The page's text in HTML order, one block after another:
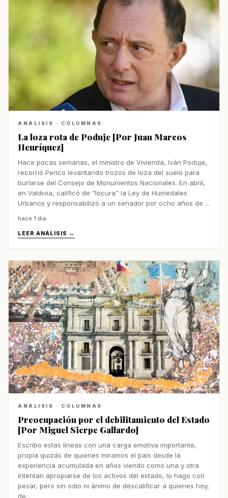
ANÁLISIS · COLUMNAS
La loza rota de Poduje [Por Juan Marcos
Henríquez]
Hace pocas semanas, el ministro de Vivienda, Iván Poduje,
recorrió Penco levantando trozos de loza del suelo para
burlarse del Consejo de Monumentos Nacionales. En abril,
en Valdivia, calificó de "locura" la Ley de Humedales
Urbanos y responsabilizó a un senador por ocho años de ...
hace 1 día
LEER ANÁLISIS →
ANÁLISIS · COLUMNAS
Preocupación por el debilitamiento del Estado
[Por Miguel Sierpe Gallardo]
Escribo estas líneas con una carga emotiva importante,
propia quizás de quienes miramos el país desde la
experiencia acumulada en años viendo como una y otra
intentan apropiarse de los activos del estado, lo hago con
pesar, pero sin odio ni ánimo de descalificar a quienes hoy,
de...